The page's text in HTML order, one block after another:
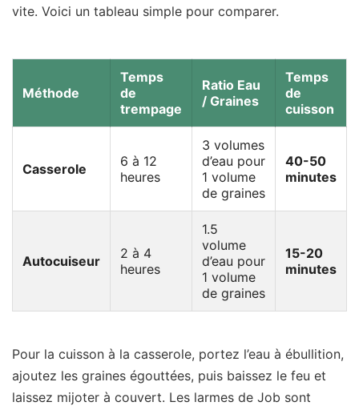
vite. Voici un tableau simple pour comparer.
Méthode
Temps
de
trempage
Ratio Eau
/ Graines
Temps
de
cuisson
Casserole
6 à 12
heures
3 volumes
d’eau pour
1 volume
de graines
40-50
minutes
Autocuiseur
2 à 4
heures
1.5
volume
d’eau pour
1 volume
de graines
15-20
minutes
Pour la cuisson à la casserole, portez l’eau à ébullition,
ajoutez les graines égouttées, puis baissez le feu et
laissez mijoter à couvert. Les larmes de Job sont